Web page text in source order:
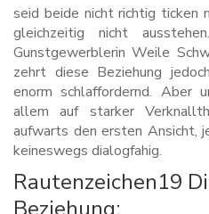
seid beide nicht richtig ticken
gleichzeitig nicht
Gunstgewerblerin Weile
zehrt diese Beziehung
enorm schlaffordernd. Aber
allem auf starker
aufwarts den ersten Ansicht,
keineswegs dialogfahig.
Rautenzeichen19